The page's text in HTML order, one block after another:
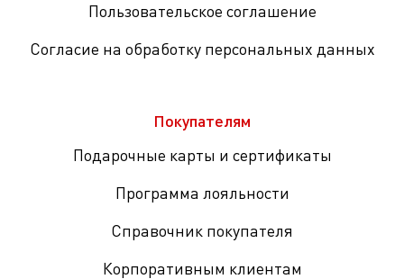
Пользовательское соглашение
Согласие на обработку персональных данных
Покупателям
Подарочные карты и сертификаты
Программа лояльности
Справочник покупателя
Корпоративным клиентам